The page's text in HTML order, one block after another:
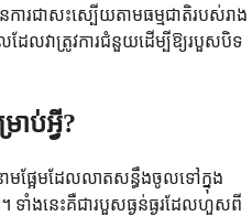
ៃការជាសះស្បើយតាមធម្មជាតិរបស់រាង
ដែលវាត្រូវការជំនួយដើម្បីឱ្យរបួសបិទ
ាប់អ្វី?
មផ្អែមដែលលាតសន្ធឹងចូលទៅក្នុង
ទាំងនេះគឺជារបួសធ្ងន់ធ្ងរដែលហួសពី